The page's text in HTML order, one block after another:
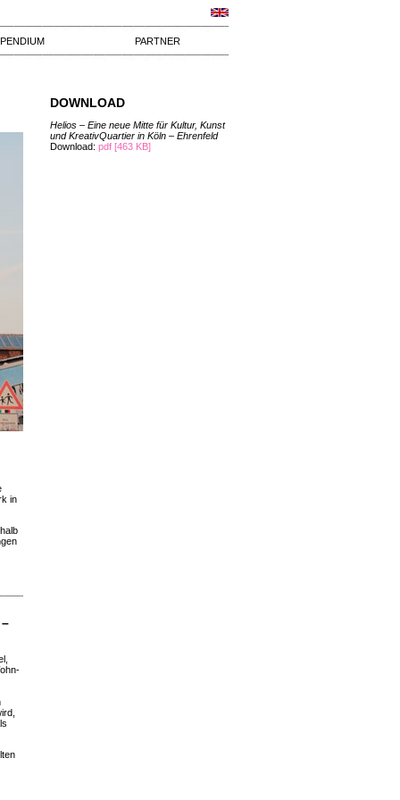
PARTNER
in
DOWNLOAD
Helios – Eine neue Mitte für Kultur, Kunst
und KreativQuartier in Köln – Ehrenfeld
Download: pdf [463 KB]